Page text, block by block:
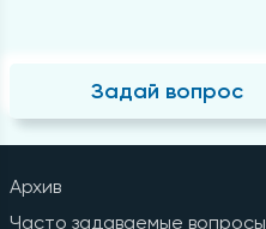
Задай вопрос
Архив
Часто задаваемые вопросы